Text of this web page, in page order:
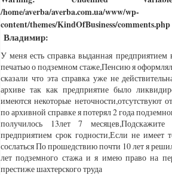
/home/averba/averba.com.ua/www/wp-
content/themes/KindOfBusiness/comments.php
Владимир:
У меня есть справка выданная предприятием
печатью о подземном стаже,Пенсию я
сказали что эта справка уже не
архиве так как предприятие было
имеются некоторые неточности,отсутствуют
по архивной справке я потерял 2 года
получилось 13лет 7
предприятием срок годности,Если не имеет
сослаться По прошедствию почти 10 лет я
лет подземного стажа и я имею право на
престиже шахтерского труда